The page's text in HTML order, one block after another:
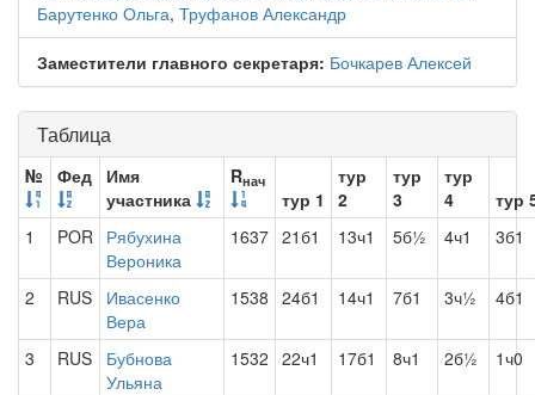
Барутенко Ольга, Труфанов Александр
Заместители главного секретаря: Бочкарев Алексей
Таблица
№ Фед
Имя
участника
Rнач
тур 1
тур
2
тур
3
тур
4
тур
1
POR Рябухина
Вероника
1637 21б1 13ч1 5б½ 4ч1 3б1
2 RUS
Ивасенко
Вера
1538 24б1 14ч1 7б1 3ч½ 4б1
3 RUS
Бубнова
Ульяна
1532 22ч1 17б1 8ч1 2б½ 1ч0